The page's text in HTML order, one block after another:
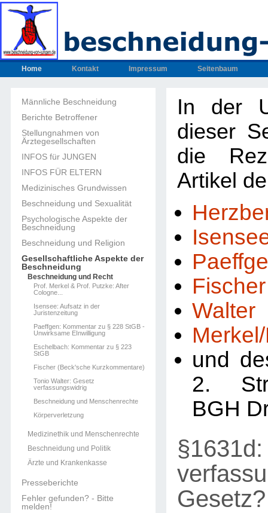
Home Kontakt Impressum Seitenbaum
Männliche Beschneidung
Berichte Betroffener
Stellungnahmen von
Ärztegesellschaften
INFOS für JUNGEN
INFOS FÜR ELTERN
Medizinisches Grundwissen
Beschneidung und Sexualität
Psychologische Aspekte der
Beschneidung
Beschneidung und Religion
Gesellschaftliche Aspekte der
Beschneidung
Beschneidung und Recht
Prof. Merkel & Prof. Putzke: After
Cologne...
Isensee: Aufsatz in der
Juristenzeitung
Paeffgen: Kommentar zu § 228 StGB -
Unwirksame EInwilligung
Eschelbach: Kommentar zu § 223
StGB
Fischer (Beck'sche Kurzkommentare)
Tonio Walter: Gesetz
verfassungswidrig
Beschneidung und Menschenrechte
Körperverletzung
Medizinethik und Menschenrechte
Beschneidung und Politik
Ärzte und Krankenkasse
Presseberichte
Fehler gefunden? - Bitte
melden!
In der
dieser
die
Artikel
Fischer
Walter
und
2.
BGH
Gesetz?